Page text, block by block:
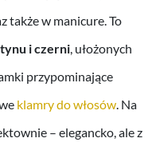
także w manicure. To
i czerni , ułożonych
przypominające
klamry do włosów . Na
– elegancko, ale z